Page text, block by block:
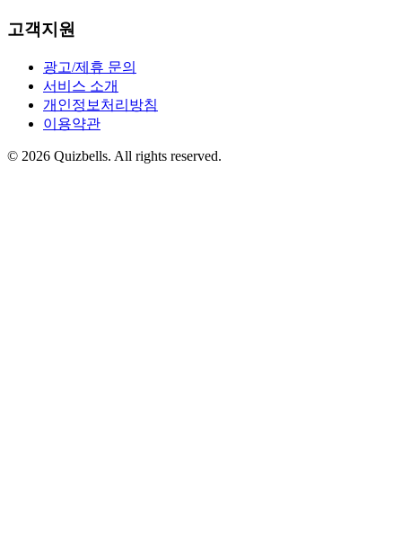
고객지원
광고/제휴 문의
서비스 소개
개인정보처리방침
이용약관
© 2026 Quizbells. All rights reserved.